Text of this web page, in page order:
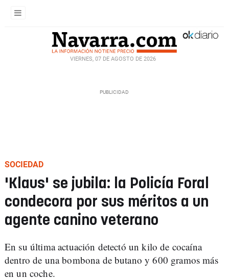
VIERNES, 07 DE AGOSTO DE 2026
SOCIEDAD
'Klaus' se jubila: la Policía Foral
condecora por sus méritos a un
agente canino veterano
En su última actuación detectó un kilo de cocaína
dentro de una bombona de butano y 600 gramos más
en un coche.